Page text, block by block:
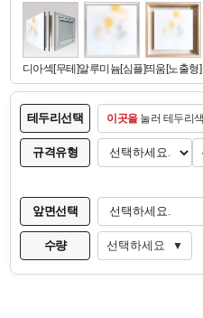
테두리선택 이곳을눌러 테두리
규격유형
앞면선택
수량 선택하세요 ▼